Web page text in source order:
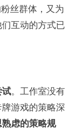
丝群体，又为
互动的方式已
试。工作室没有
游戏的策略深
熟虑的策略规